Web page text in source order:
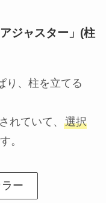
ジャスター」(柱
り、柱を立てる
れていて、 選択
。
ー